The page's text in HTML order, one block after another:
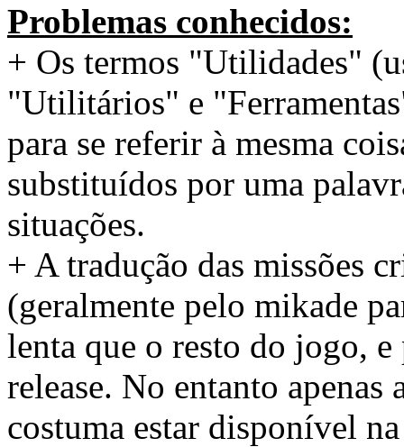
Problemas conhecidos:
+ Os termos "Utilidades"
"Utilitários" e
para se referir à mesma
substituídos por uma
situações.
+ A tradução das missões
(geralmente pelo mikade
lenta que o resto do jogo,
release. No entanto apenas
costuma estar disponível